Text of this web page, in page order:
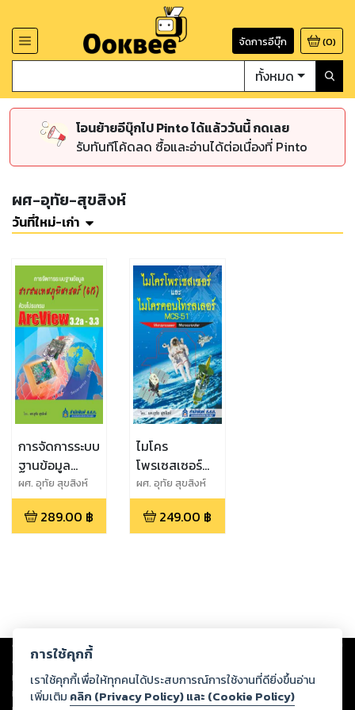
จัดการอีบุ๊ก (0)
ทั้งหมด
โอนย้ายอีบุ๊กไป Pinto ได้แล้ววันนี้ กดเลย
รับทันทีโค้ดลด ซื้อและอ่านได้ต่อเนื่องที่ Pinto
ผศ-อุทัย-สุขสิงห์
วันที่ใหม่-เก่า
การจัดการระบบ
ฐานข้อมูล
สารสนเทศ
ภูมิศาสตร์
(GIS) ด้วย
ผศ. อุทัย สุขสิงห์
289.00 ฿
ไมโคร
โพรเซสเซอร์
และไมโคร
คอนโทรลเลอร์
MCS-51
ผศ. อุทัย สุขสิงห์
249.00 ฿
Copyright © 2026
ต่อผลงานหรือเนื้อหาใดที่อัปโหลดผ่านเว็บไซต์และปรากฏว่าละเมิดสิทธิใน
ทรัพย์สินทางปัญญาของบุคคลอื่นหรือขัดต่อกฎหมายและศีลธรรม ดังนั้น ผู้อ่าน
ทุกท่านโปรดใช้วิจารณญาณในการกลั่นกรองด้วยตนเอง และหากท่านพบว่าส่วน
การใช้คุกกี้
เราใช้คุกกี้เพื่อให้ทุกคนได้ประสบการณ์การใช้งานที่ดียิ่งขึ้นอ่าน
เพิ่มเติม คลิก (Privacy Policy) และ (Cookie Policy)